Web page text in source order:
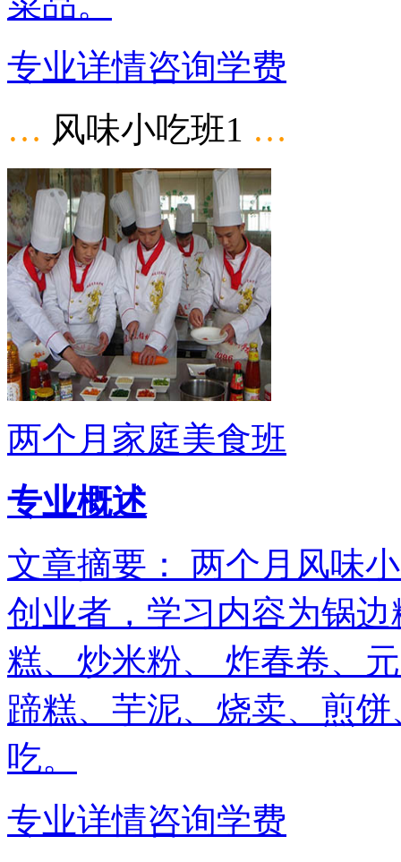
专业详情咨询学费
… 风味小吃班1 …
两个月家庭美食班
专业概述
文章摘要： 两个月风味
创业者，学习内容为锅
糕、炒米粉、 炸春卷、
蹄糕、芋泥、烧卖、煎
吃。
专业详情咨询学费